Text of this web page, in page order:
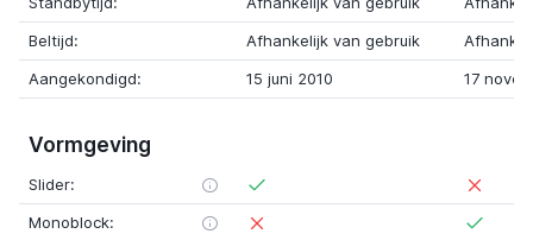
Beltijd:
Afhankelijk van gebruik
Aangekondigd:
15 juni 2010 17
Vormgeving
Slider:
Monoblock: